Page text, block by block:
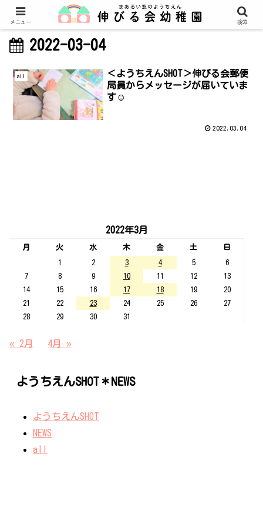
2022-03-04
all
＜ようちえんSHOT＞伸びる会郵便
局員からメッセージが届いていま
す☺
2022.03.04
2022年3月
月 火 水 木 金 土
日
1
2 3 4 5
6
7
8 9 10 11 12
13
14
15 16 17 18 19
20
21
22 23 24 25 26
27
28
29 30 31
« 2月 4月 »
ようちえんSHOT＊NEWS
ようちえんSHOT
NEWS
all
メニュー 検索